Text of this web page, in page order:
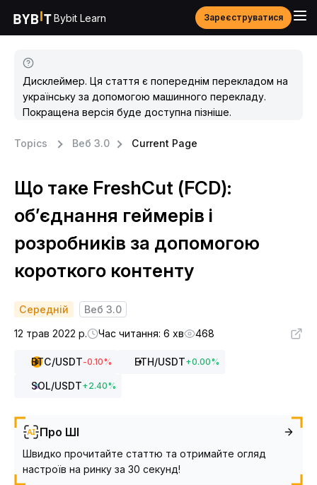
Bybit Learn Зареєструватися
Дисклеймер. Ця стаття є попереднім перекладом на
українську за допомогою машинного перекладу.
Покращена версія буде доступна пізніше.
Topics Веб 3.0 Current Page
Що таке FreshCut (FCD):
об’єднання геймерів і
розробників за допомогою
короткого контенту
Середній
Веб 3.0
12 трав 2022 р.
Час читання: 6 хв 468
BTC/USDT-0.10% ETH/USDT+0.00%
SOL/USDT+2.40%
Про ШІ
Швидко прочитайте статтю та отримайте огляд
настроїв на ринку за 30 секунд!